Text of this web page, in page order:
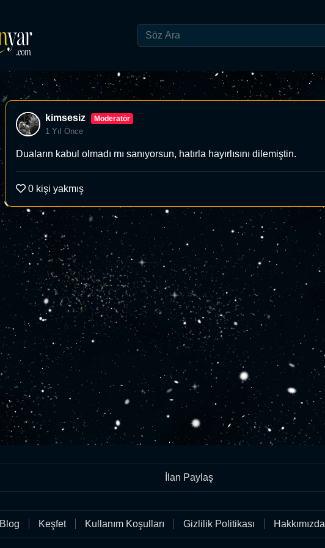
kimsesiz Moderatör
1 Yıl Önce
Duaların kabul olmadı mı sanıyorsun, hatırla hayırlısını dilemiştin.
0 kişi yakmış
İlan Paylaş
Blog Keşfet Kullanım Koşulları Gizlilik Politikası Hakkımızda